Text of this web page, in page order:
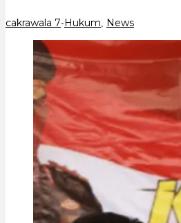
cakrawala 7-Hukum News